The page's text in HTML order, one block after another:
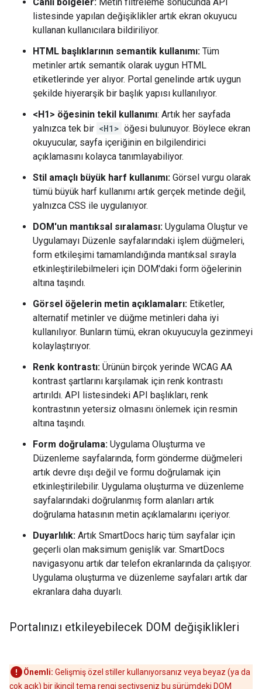
listesinde yapılan değişiklikler artık ekran okuyucu
kullanan kullanıcılara bildiriliyor.
HTML başlıklarının semantik kullanımı: Tüm
metinler artık semantik olarak uygun HTML
etiketlerinde yer alıyor. Portal genelinde artık uygun
şekilde hiyerarşik bir başlık yapısı kullanılıyor.
<H1> öğesinin tekil kullanımı: Artık her sayfada
yalnızca tek bir <H1> öğesi bulunuyor. Böylece ekran
okuyucular, sayfa içeriğinin en bilgilendirici
açıklamasını kolayca tanımlayabiliyor.
Stil amaçlı büyük harf kullanımı: Görsel vurgu olarak
tümü büyük harf kullanımı artık gerçek metinde değil,
yalnızca CSS ile uygulanıyor.
DOM'un mantıksal sıralaması: Uygulama Oluştur ve
Uygulamayı Düzenle sayfalarındaki işlem düğmeleri,
form etkileşimi tamamlandığında mantıksal sırayla
etkinleştirilebilmeleri için DOM'daki form öğelerinin
altına taşındı.
Görsel öğelerin metin açıklamaları: Etiketler,
alternatif metinler ve düğme metinleri daha iyi
kullanılıyor. Bunların tümü, ekran okuyucuyla gezinmeyi
kolaylaştırıyor.
Renk kontrastı: Ürünün birçok yerinde WCAG AA
kontrast şartlarını karşılamak için renk kontrastı
artırıldı. API listesindeki API başlıkları, renk
kontrastının yetersiz olmasını önlemek için resmin
altına taşındı.
Form doğrulama: Uygulama Oluşturma ve
Düzenleme sayfalarında, form gönderme düğmeleri
artık devre dışı değil ve formu doğrulamak için
etkinleştirilebilir. Uygulama oluşturma ve düzenleme
sayfalarındaki doğrulanmış form alanları artık
doğrulama hatasının metin açıklamalarını içeriyor.
Duyarlılık: Artık SmartDocs hariç tüm sayfalar için
geçerli olan maksimum genişlik var. SmartDocs
navigasyonu artık dar telefon ekranlarında da çalışıyor.
Uygulama oluşturma ve düzenleme sayfaları artık dar
ekranlara daha duyarlı.
Portalınızı etkileyebilecek DOM değişiklikleri
Önemli: Gelişmiş özel stiller kullanıyorsanız veya beyaz (ya da
çok açık) bir ikincil tema rengi seçtiyseniz bu sürümdeki DOM